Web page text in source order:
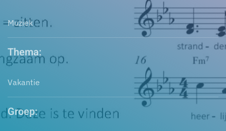
Muziek
Thema:
Vakantie
Groep: